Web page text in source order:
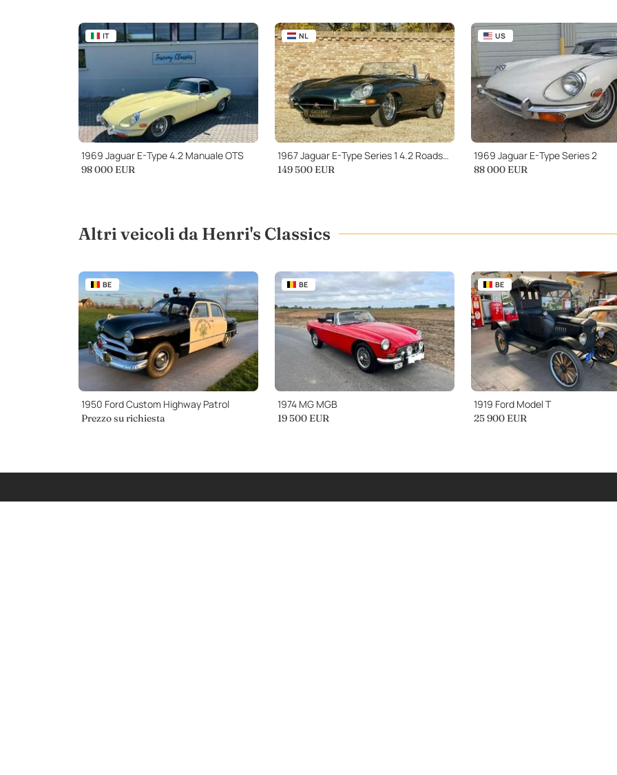
IT
1969 Jaguar E-Type 4.2 Manuale OTS
98 000 EUR
NL
1967 Jaguar E-Type Series 1 4.2 Roadster
149 500 EUR
US
1969 Jaguar E-Type Series 2
88 000 EUR
Altri veicoli da Henri's Classics
BE
1950 Ford Custom Highway Patrol
Prezzo su richiesta
BE
1974 MG MGB
19 500 EUR
BE
1919 Ford Model T
25 900 EUR